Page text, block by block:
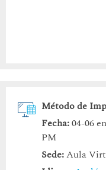
Método de
Fecha:04-06
PM
Sede:Aula